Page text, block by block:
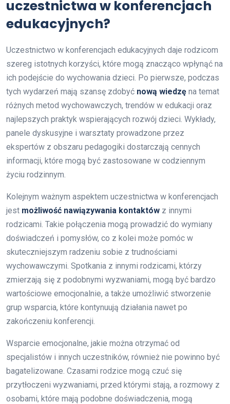
uczestnictwa w konferencjach
edukacyjnych?
Uczestnictwo w konferencjach edukacyjnych daje rodzicom
szereg istotnych korzyści, które mogą znacząco wpłynąć na
ich podejście do wychowania dzieci. Po pierwsze, podczas
tych wydarzeń mają szansę zdobyć nową wiedzę na temat
różnych metod wychowawczych, trendów w edukacji oraz
najlepszych praktyk wspierających rozwój dzieci. Wykłady,
panele dyskusyjne i warsztaty prowadzone przez
ekspertów z obszaru pedagogiki dostarczają cennych
informacji, które mogą być zastosowane w codziennym
życiu rodzinnym.
Kolejnym ważnym aspektem uczestnictwa w konferencjach
jest możliwość nawiązywania kontaktów z innymi
rodzicami. Takie połączenia mogą prowadzić do wymiany
doświadczeń i pomysłów, co z kolei może pomóc w
skuteczniejszym radzeniu sobie z trudnościami
wychowawczymi. Spotkania z innymi rodzicami, którzy
zmierzają się z podobnymi wyzwaniami, mogą być bardzo
wartościowe emocjonalnie, a także umożliwić stworzenie
grup wsparcia, które kontynuują działania nawet po
zakończeniu konferencji.
Wsparcie emocjonalne, jakie można otrzymać od
specjalistów i innych uczestników, również nie powinno być
bagatelizowane. Czasami rodzice mogą czuć się
przytłoczeni wyzwaniami, przed którymi stają, a rozmowy z
osobami, które mają podobne doświadczenia, mogą